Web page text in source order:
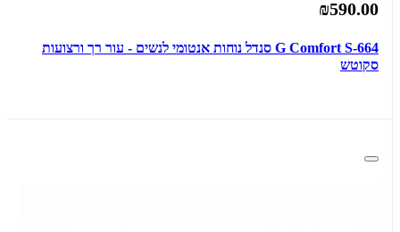
₪590.00
G Comfort S-664 סנדל נוחות אנטומי לנשים - עור רך ורצועות
סקוטש